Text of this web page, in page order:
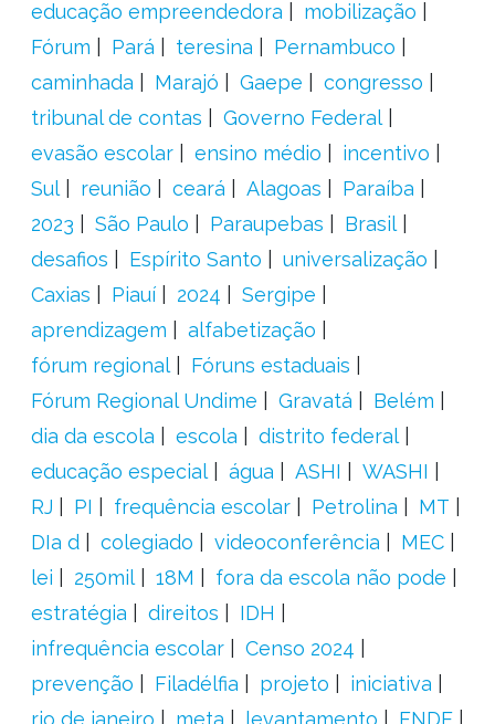
educação empreendedora
mobilização
Fórum
Pará teresina
Pernambuco
caminhada
Marajó Gaepe
congresso
tribunal de contas
Governo Federal
evasão escolar
ensino médio
incentivo
Sul
reunião ceará Alagoas
Paraíba
2023
São Paulo Paraupebas
Brasil
desafios
Espírito Santo
universalização
Caxias
Piauí 2024
Sergipe
aprendizagem
alfabetização
fórum regional
Fóruns estaduais
Fórum Regional Undime
Gravatá
Belém
dia da escola
escola
distrito federal
educação especial
água ASHI
WASHI
RJ
PI frequência escolar Petrolina
MT
DIa d
colegiado videoconferência
MEC
lei
250mil 18M
fora da escola não pode
estratégia
direitos
IDH
infrequência escolar
Censo 2024
prevenção
Filadélfia projeto
iniciativa
rio de janeiro
meta levantamento
FNDE